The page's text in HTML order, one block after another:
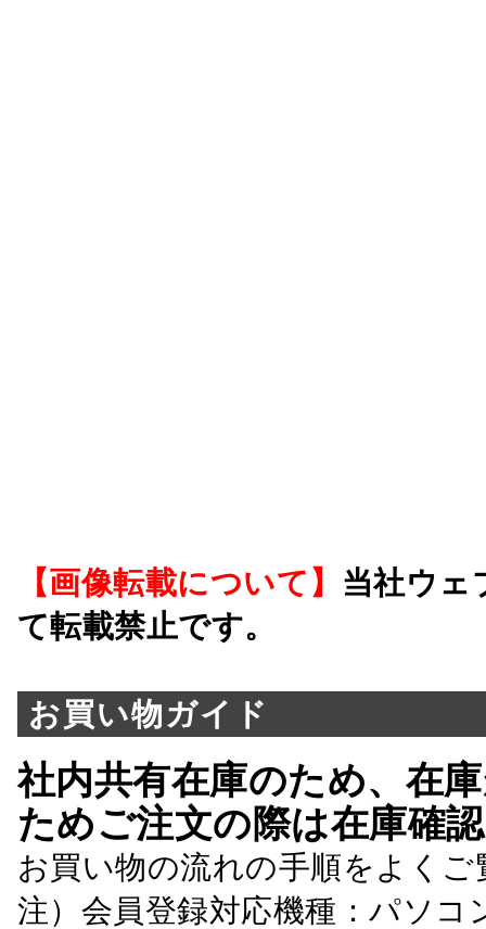
【画像転載について】 当社ウェ
て転載禁止です。
お買い物ガイド
社内共有在庫のため、在
ためご注文の際は在庫確
お買い物の流れの手順をよくご
注）会員登録対応機種：パソ